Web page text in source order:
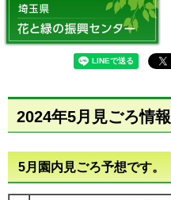
埼玉県 花と緑の振興センター
2024年5月見ごろ情報
5月園内見ごろ予想です。